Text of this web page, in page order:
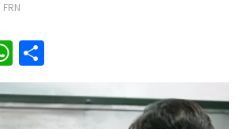
WhatsApp
Share